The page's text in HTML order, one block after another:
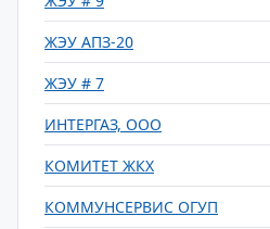
ЖЭУ АПЗ-20
ЖЭУ # 7
ИНТЕРГАЗ, ООО
КОМИТЕТ ЖКХ
КОММУНСЕРВИС ОГУП